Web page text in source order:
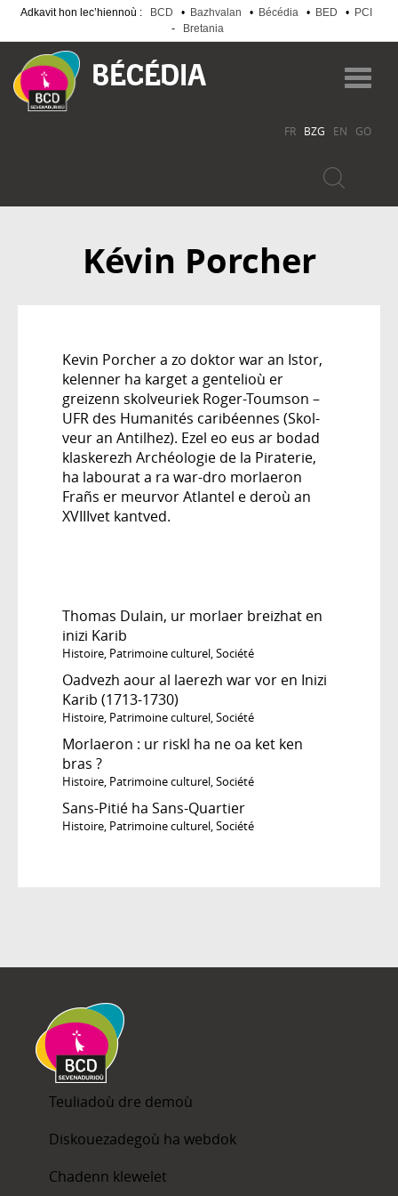
Adkavit hon lec’hiennoù : BCD • Bazhvalan • Bécédia • BED • PCI
-
Bretania
main
content
FR BZG EN GO
Kévin Porcher
Kevin Porcher a zo doktor war an Istor,
kelenner ha karget a gentelioù er
greizenn skolveuriek Roger-Toumson –
UFR des Humanités caribéennes (Skol-
veur an Antilhez). Ezel eo eus ar bodad
klaskerezh Archéologie de la Piraterie,
ha labourat a ra war-dro morlaeron
Frañs er meurvor Atlantel e deroù an
XVIIIvet kantved.
Thomas Dulain, ur morlaer breizhat en
inizi Karib
Histoire, Patrimoine culturel,Société
Oadvezh aour al laerezh war vor en Inizi
Karib (1713-1730)
Histoire, Patrimoine culturel,Société
Morlaeron : ur riskl ha ne oa ket ken
bras ?
Histoire, Patrimoine culturel,Société
Sans-Pitié ha Sans-Quartier
Histoire, Patrimoine culturel,Société
Teuliadoù dre demoù
Diskouezadegoù ha webdok
Chadenn klewelet